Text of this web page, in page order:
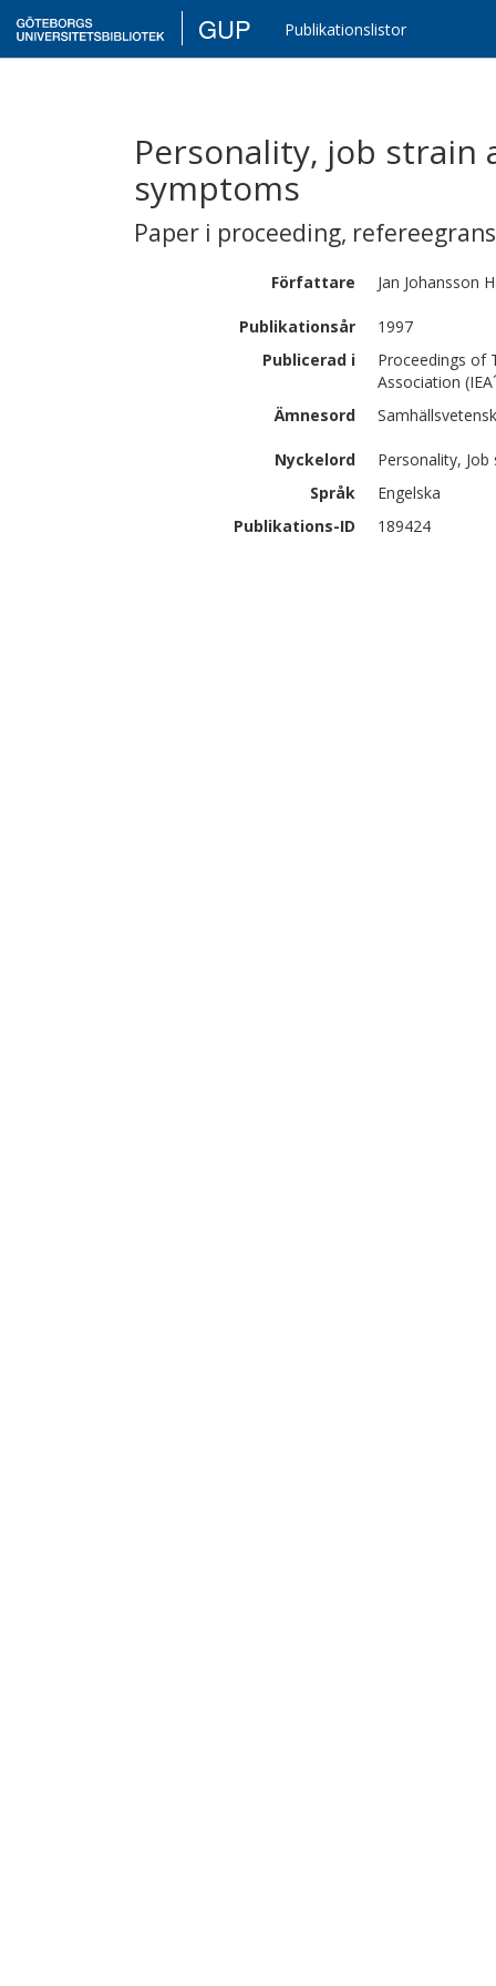
GUP Publikationslistor
Personality, job strain
symptoms
Paper i proceeding,
Författare Jan Johansson
Publikationsår
1997
Publicerad i
Proceedings of
Association
Ämnesord
Nyckelord
Personality,
Språk
Engelska
Publikations-ID
189424